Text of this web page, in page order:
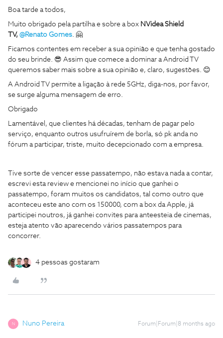
Boa tarde a todos,
Muito obrigado pela partilha e sobre a box NVidea Shield
TV, @Renato Gomes. 🤗
Ficamos contentes em receber a sua opinião e que tenha gostado
do seu brinde. 😎 Assim que comece a dominar a Android TV
queremos saber mais sobre a sua opinião e, claro, sugestões. 😊
A Android TV permite a ligação à rede 5GHz, diga-nos, por favor,
se surge alguma mensagem de erro.
Obrigado
Lamentável, que clientes há décadas, tenham de pagar pelo
serviço, enquanto outros usufruírem de borla, só pk anda no
fórum a participar, triste, muito decepcionado com a empresa.
Tive sorte de vencer esse passatempo, não estava nada a contar,
escrevi esta review e mencionei no início que ganhei o
passatempo, foram muitos os candidatos, tal como outro que
aconteceu este ano com os 150000, com a box da Apple, já
participei noutros, já ganhei convites para anteesteia de cinemas,
esteja atento vão aparecendo vários passatempos para
concorrer.
4 pessoas gostaram
N Nuno Pereira Forum|Forum|8 months ago